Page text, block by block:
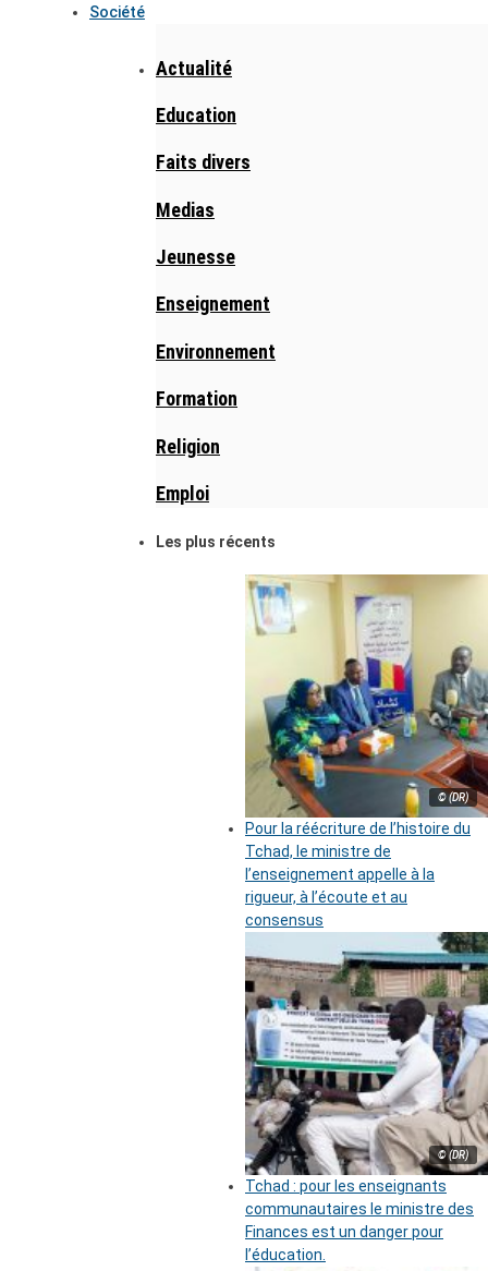
Société
Actualité
Education
Faits divers
Medias
Jeunesse
Enseignement
Environnement
Formation
Religion
Emploi
Les plus récents
© (DR)
Pour la réécriture de l’histoire du
Tchad, le ministre de
l’enseignement appelle à la
rigueur, à l’écoute et au
consensus
© (DR)
Tchad : pour les enseignants
communautaires le ministre des
Finances est un danger pour
l’éducation.